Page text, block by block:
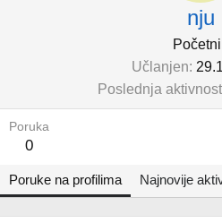
nju
Učlanjen
Poslednja aktivnost
Poruka
0
Poruke na profilima Najnovije